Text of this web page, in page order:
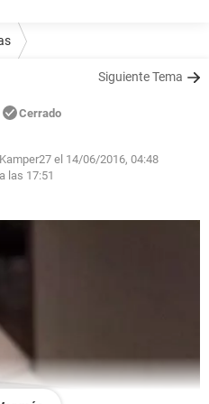
Siguiente Tema
Cerrado
el 14/06/2016, 04:48
las 17:51